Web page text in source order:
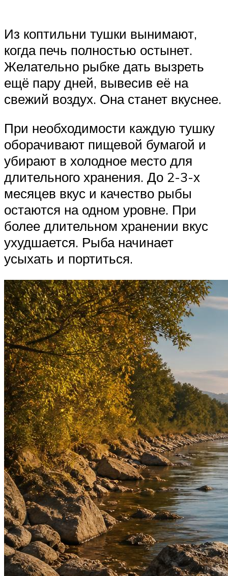
Из коптильни тушки вынимают,
когда печь полностью остынет.
Желательно рыбке дать вызреть
ещё пару дней, вывесив её на
свежий воздух. Она станет вкуснее.
При необходимости каждую тушку
оборачивают пищевой бумагой и
убирают в холодное место для
длительного хранения. До 2-3-х
месяцев вкус и качество рыбы
остаются на одном уровне. При
более длительном хранении вкус
ухудшается. Рыба начинает
усыхать и портиться.